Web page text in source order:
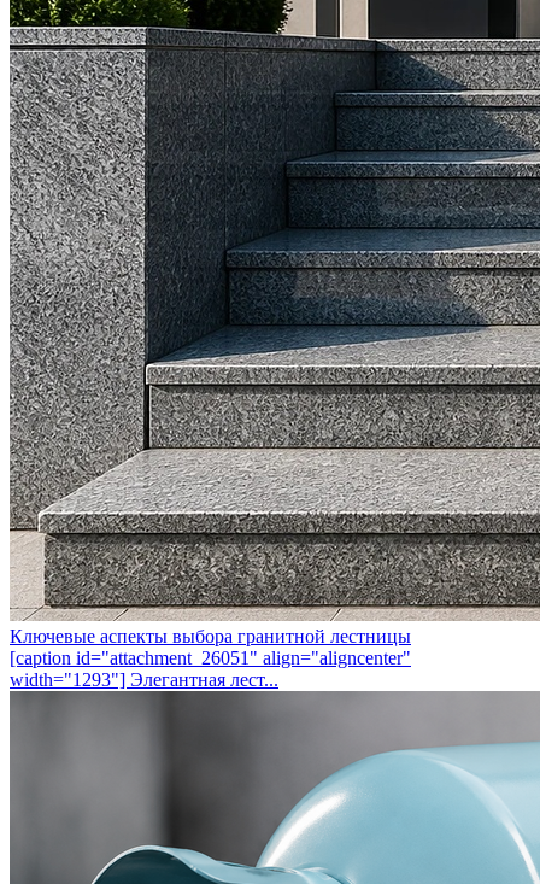
Ключевые аспекты выбора гранитной лестницы
[caption id="attachment_26051" align="aligncenter"
width="1293"] Элегантная лест...